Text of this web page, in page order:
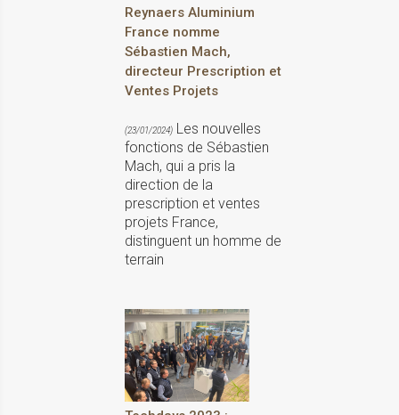
Reynaers Aluminium
France nomme
Sébastien Mach,
directeur Prescription et
Ventes Projets
(23/01/2024) Les nouvelles
fonctions de Sébastien
Mach, qui a pris la
direction de la
prescription et ventes
projets France,
distinguent un homme de
terrain